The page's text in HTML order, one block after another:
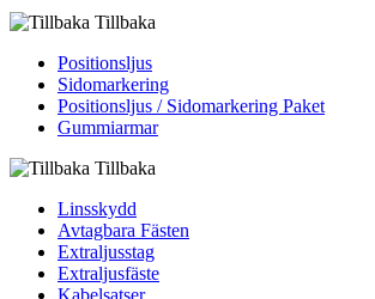
Tillbaka
Positionsljus
Sidomarkering
Positionsljus / Sidomarkering Paket
Gummiarmar
Tillbaka
Linsskydd
Avtagbara Fästen
Extraljusstag
Extraljusfäste